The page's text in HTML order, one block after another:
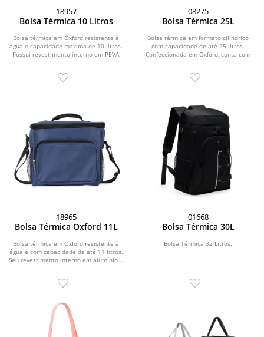
18957
Bolsa Térmica 10 Litros
Bolsa térmica em Oxford resistente à
água e capacidade máxima de 10 litros.
Possui revestimento interno em PEVA,
08275
Bolsa Térmica 25L
Bolsa térmica em formato cilíndrico
com capacidade de até 25 litros.
Confeccionada em Oxford, conta com
18965
Bolsa Térmica Oxford 11L
Bolsa térmica em Oxford resistente à
água e com capacidade de até 11 litros.
Seu revestimento interno em alumínio...
01668
Bolsa Térmica 30L
Bolsa Térmica 32 Litros.